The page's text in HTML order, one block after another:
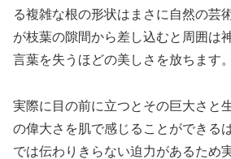
る複雑な根の形状はまさに自然の芸
が枝葉の隙間から差し込むと周囲は
言葉を失うほどの美しさを放ちます。
実際に目の前に立つとその巨大さと
の偉大さを肌で感じることができる
では伝わりきらない迫力があるため